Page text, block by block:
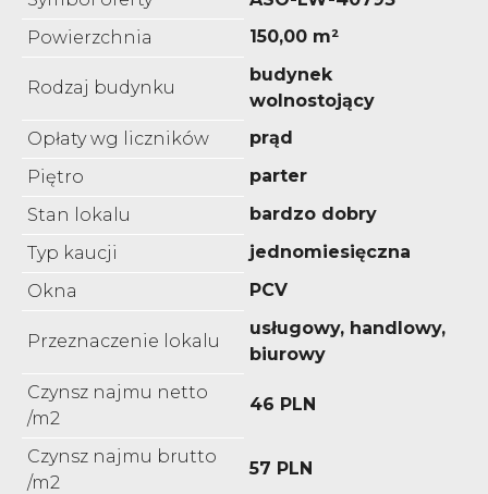
Powierzchnia
150,00 m²
Rodzaj budynku
budynek
wolnostojący
Opłaty wg liczników
prąd
Piętro
parter
Stan lokalu
bardzo dobry
Typ kaucji
jednomiesięczna
Okna
PCV
Przeznaczenie lokalu
usługowy, handlowy,
biurowy
Czynsz najmu netto
/m2
46 PLN
Czynsz najmu brutto
/m2
57 PLN